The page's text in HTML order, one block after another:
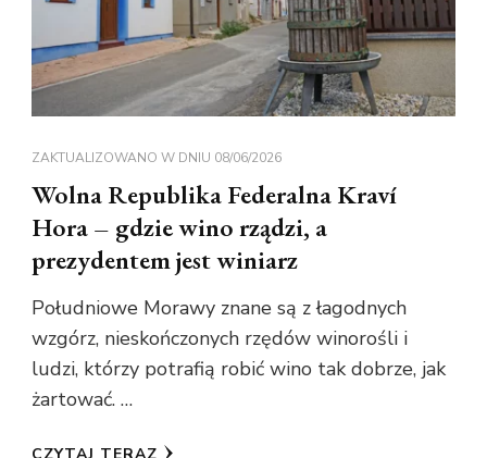
ZAKTUALIZOWANO W DNIU 08/06/2026
Wolna Republika Federalna Kraví
Hora – gdzie wino rządzi, a
prezydentem jest winiarz
Południowe Morawy znane są z łagodnych
wzgórz, nieskończonych rzędów winorośli i
ludzi, którzy potrafią robić wino tak dobrze, jak
żartować. …